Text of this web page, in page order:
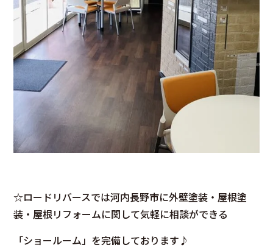
☆ロードリバースでは河内長野市に外壁塗装・屋根塗
装・屋根リフォームに関して気軽に相談ができる
「ショールーム」を完備しております♪